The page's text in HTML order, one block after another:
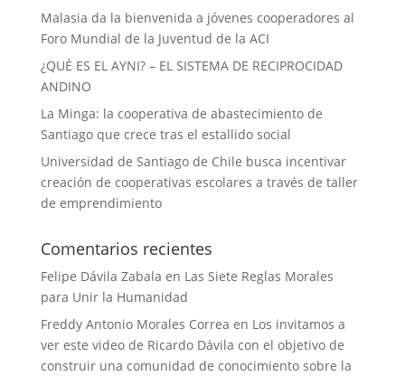
Malasia da la bienvenida a jóvenes cooperadores al
Foro Mundial de la Juventud de la ACI
¿QUÉ ES EL AYNI? – EL SISTEMA DE RECIPROCIDAD
ANDINO
La Minga: la cooperativa de abastecimiento de
Santiago que crece tras el estallido social
Universidad de Santiago de Chile busca incentivar
creación de cooperativas escolares a través de taller
de emprendimiento
Comentarios recientes
Felipe Dávila Zabala en Las Siete Reglas Morales
para Unir la Humanidad
Freddy Antonio Morales Correa en Los invitamos a
ver este video de Ricardo Dávila con el objetivo de
construir una comunidad de conocimiento sobre la